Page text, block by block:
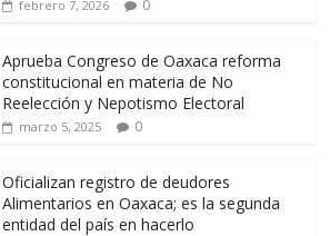
febrero 7, 2026 0
Aprueba Congreso de Oaxaca reforma
constitucional en materia de No
Reelección y Nepotismo Electoral
marzo 5, 2025 0
Oficializan registro de deudores
Alimentarios en Oaxaca; es la segunda
entidad del país en hacerlo